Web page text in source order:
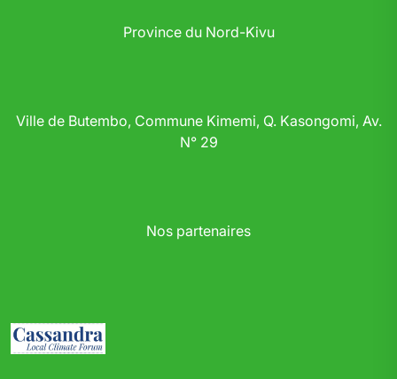
Province du Nord-Kivu
Ville de Butembo, Commune Kimemi, Q. Kasongomi, Av.
N° 29
Nos partenaires